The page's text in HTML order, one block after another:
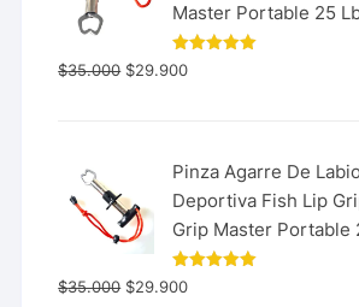
Master Portable 25
Valorado
con
$35.000 $29.900
Pinza Agarre De
Deportiva Fish Lip
Grip Master Portable
Valorado
con
$35.000 $29.900